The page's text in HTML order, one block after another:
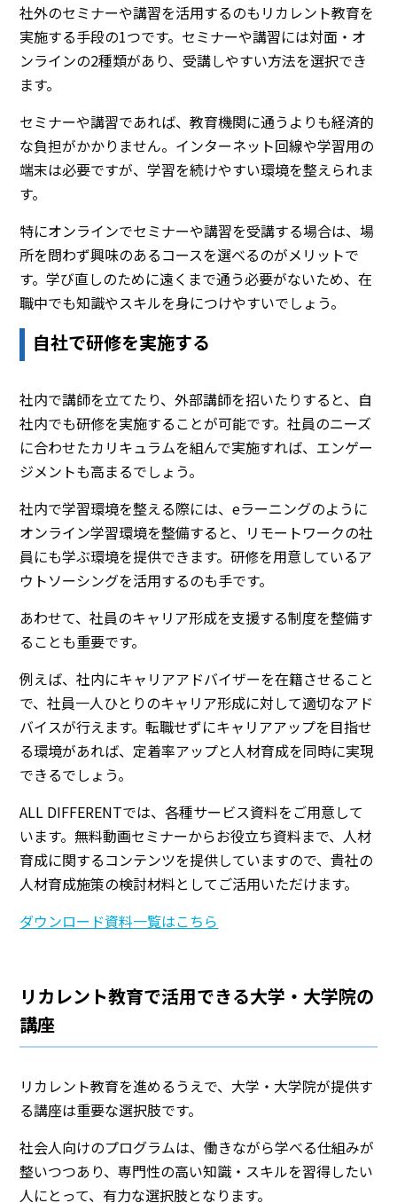
社外のセミナーや講習を活用するのもリカレント教育を
実施する手段の1つです。セミナーや講習には対面・オ
ンラインの2種類があり、受講しやすい方法を選択でき
ます。
セミナーや講習であれば、教育機関に通うよりも経済的
な負担がかかりません。インターネット回線や学習用の
端末は必要ですが、学習を続けやすい環境を整えられま
す。
特にオンラインでセミナーや講習を受講する場合は、場
所を問わず興味のあるコースを選べるのがメリットで
す。学び直しのために遠くまで通う必要がないため、在
職中でも知識やスキルを身につけやすいでしょう。
自社で研修を実施する
社内で講師を立てたり、外部講師を招いたりすると、自
社内でも研修を実施することが可能です。社員のニーズ
に合わせたカリキュラムを組んで実施すれば、エンゲー
ジメントも高まるでしょう。
社内で学習環境を整える際には、eラーニングのように
オンライン学習環境を整備すると、リモートワークの社
員にも学ぶ環境を提供できます。研修を用意しているア
ウトソーシングを活用するのも手です。
あわせて、社員のキャリア形成を支援する制度を整備す
ることも重要です。
例えば、社内にキャリアアドバイザーを在籍させること
で、社員一人ひとりのキャリア形成に対して適切なアド
バイスが行えます。転職せずにキャリアアップを目指せ
る環境があれば、定着率アップと人材育成を同時に実現
できるでしょう。
ALL DIFFERENTでは、各種サービス資料をご用意して
います。無料動画セミナーからお役立ち資料まで、人材
育成に関するコンテンツを提供していますので、貴社の
人材育成施策の検討材料としてご活用いただけます。
ダウンロード資料一覧はこちら
リカレント教育で活用できる大学・大学院の
講座
リカレント教育を進めるうえで、大学・大学院が提供す
る講座は重要な選択肢です。
社会人向けのプログラムは、働きながら学べる仕組みが
整いつつあり、専門性の高い知識・スキルを習得したい
人にとって、有力な選択肢となります。